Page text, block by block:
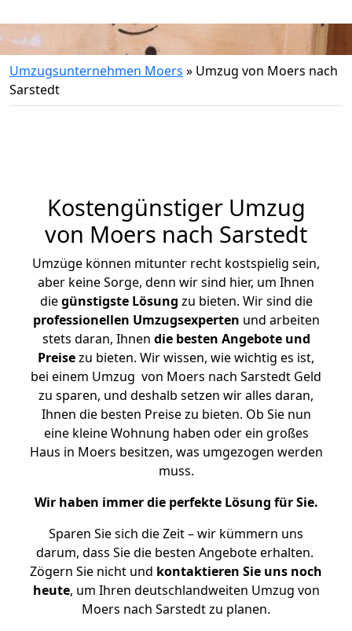
Umzugsunternehmen Moers » Umzug von Moers nach
Sarstedt
Kostengünstiger Umzug
von Moers nach Sarstedt
Umzüge können mitunter recht kostspielig sein,
aber keine Sorge, denn wir sind hier, um Ihnen
diegünstigste Lösung zu bieten. Wir sind die
professionellen Umzugsexperten und arbeiten
stets daran, Ihnen die besten Angebote und
Preisezu bieten. Wir wissen, wie wichtig es ist,
bei einem Umzug von Moers nach Sarstedt Geld
zu sparen, und deshalb setzen wir alles daran,
Ihnen die besten Preise zu bieten. Ob Sie nun
eine kleine Wohnung haben oder ein großes
Haus in Moers besitzen, was umgezogen werden
muss.
Wir haben immer die perfekte Lösung für Sie.
Sparen Sie sich die Zeit – wir kümmern uns
darum, dass Sie die besten Angebote erhalten.
Zögern Sie nicht und kontaktieren Sie uns noch
heute, um Ihren deutschlandweiten Umzug von
Moers nach Sarstedt zu planen.